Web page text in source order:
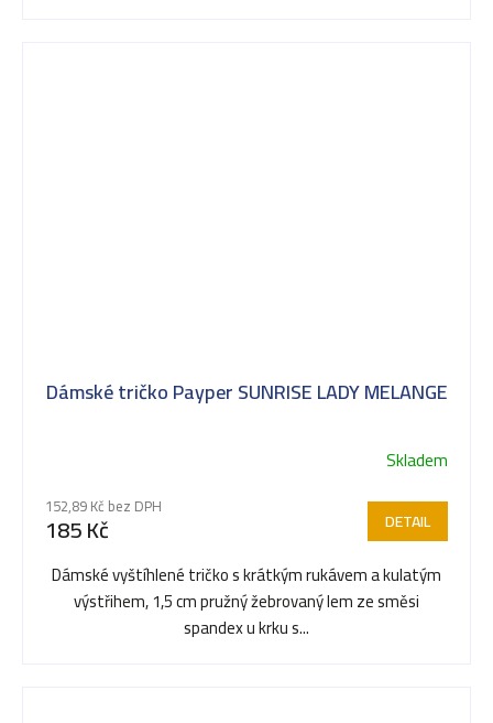
Dámské tričko Payper SUNRISE LADY MELANGE
Skladem
152,89 Kč bez DPH
185 Kč DETAIL
Dámské vyštíhlené tričko s krátkým rukávem a kulatým
výstřihem, 1,5 cm pružný žebrovaný lem ze směsi
spandex u krku s...